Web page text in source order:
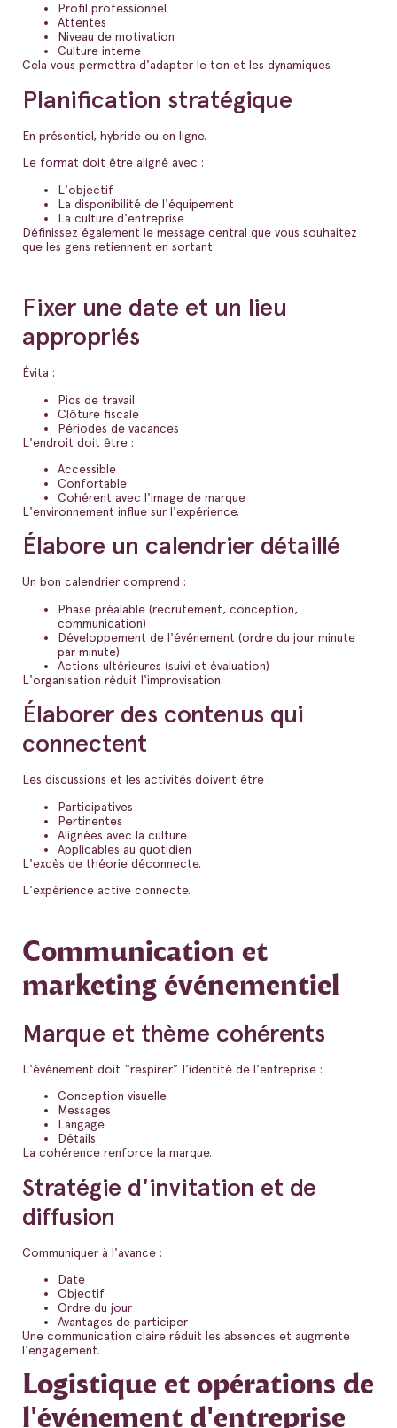
Profil professionnel
Attentes
Niveau de motivation
Culture interne
Cela vous permettra d'adapter le ton et les dynamiques.
Planification stratégique
En présentiel, hybride ou en ligne.
Le format doit être aligné avec :
L'objectif
La disponibilité de l'équipement
La culture d'entreprise
Définissez également le message central que vous souhaitez
que les gens retiennent en sortant.
Fixer une date et un lieu
appropriés
Évita :
Pics de travail
Clôture fiscale
Périodes de vacances
L'endroit doit être :
Accessible
Confortable
Cohérent avec l'image de marque
L'environnement influe sur l'expérience.
Élabore un calendrier détaillé
Un bon calendrier comprend :
Phase préalable (recrutement, conception,
communication)
Développement de l'événement (ordre du jour minute
par minute)
Actions ultérieures (suivi et évaluation)
L'organisation réduit l'improvisation.
Élaborer des contenus qui
connectent
Les discussions et les activités doivent être :
Participatives
Pertinentes
Alignées avec la culture
Applicables au quotidien
L'excès de théorie déconnecte.
L'expérience active connecte.
Communication et
marketing événementiel
Marque et thème cohérents
L'événement doit “respirer” l'identité de l'entreprise :
Conception visuelle
Messages
Langage
Détails
La cohérence renforce la marque.
Stratégie d'invitation et de
diffusion
Communiquer à l'avance :
Date
Objectif
Ordre du jour
Avantages de participer
Une communication claire réduit les absences et augmente
l'engagement.
Logistique et opérations de
l'événement d'entreprise